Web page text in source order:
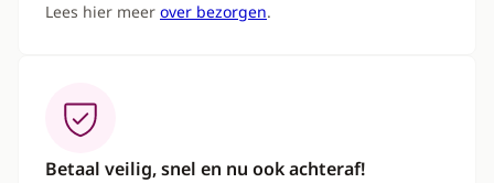
Lees hier meer over bezorgen.
Betaal veilig, snel en nu ook achteraf!